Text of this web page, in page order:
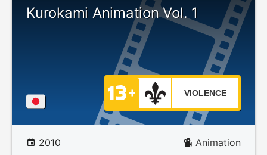
Kurokami Animation Vol. 1
VIOLENCE
2010 Animation